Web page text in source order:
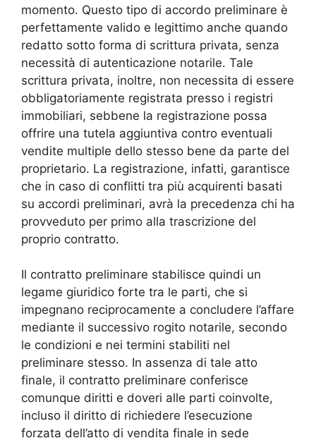
momento. Questo tipo di accordo preliminare è
perfettamente valido e legittimo anche quando
redatto sotto forma di scrittura privata, senza
necessità di autenticazione notarile. Tale
scrittura privata, inoltre, non necessita di essere
obbligatoriamente registrata presso i registri
immobiliari, sebbene la registrazione possa
offrire una tutela aggiuntiva contro eventuali
vendite multiple dello stesso bene da parte del
proprietario. La registrazione, infatti, garantisce
che in caso di conflitti tra più acquirenti basati
su accordi preliminari, avrà la precedenza chi ha
provveduto per primo alla trascrizione del
proprio contratto.
Il contratto preliminare stabilisce quindi un
legame giuridico forte tra le parti, che si
impegnano reciprocamente a concludere l’affare
mediante il successivo rogito notarile, secondo
le condizioni e nei termini stabiliti nel
preliminare stesso. In assenza di tale atto
finale, il contratto preliminare conferisce
comunque diritti e doveri alle parti coinvolte,
incluso il diritto di richiedere l’esecuzione
forzata dell’atto di vendita finale in sede